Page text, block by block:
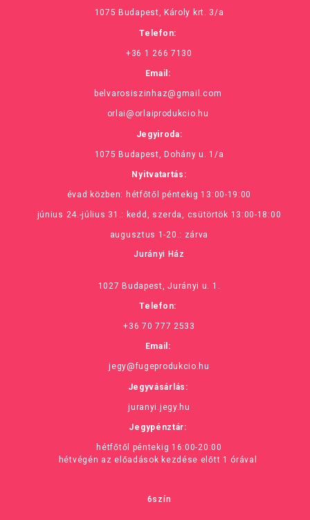
1075 Budapest, Károly krt. 3/a
Telefon:
+36 1 266 7130
Email:
belvarosiszinhaz@gmail.com
orlai@orlaiprodukcio.hu
Jegyiroda:
1075 Budapest, Dohány u. 1/a
Nyitvatartás:
évad közben: hétfőtől péntekig 13:00-19:00
június 24.-július 31.: kedd, szerda, csütörtök 13:00-18:00
augusztus 1-20.: zárva
Jurányi Ház
1027 Budapest, Jurányi u. 1.
Telefon:
+36 70 777 2533
Email:
jegy@fugeprodukcio.hu
Jegyvásárlás:
juranyi.jegy.hu
Jegypénztár:
hétfőtől péntekig 16:00-20:00
hétvégén az előadások kezdése előtt 1 órával
6szín